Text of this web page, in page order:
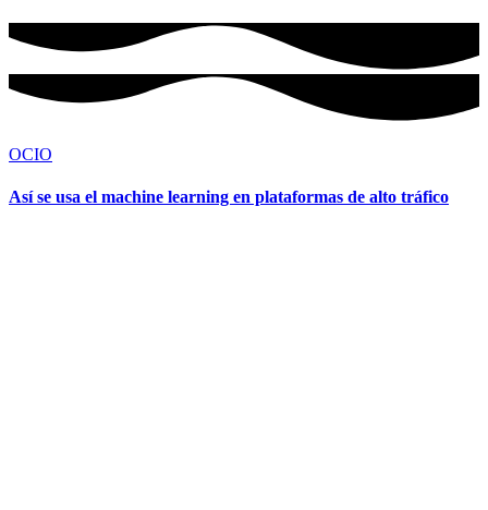
OCIO
Así se usa el machine learning en plataformas de alto tráfico